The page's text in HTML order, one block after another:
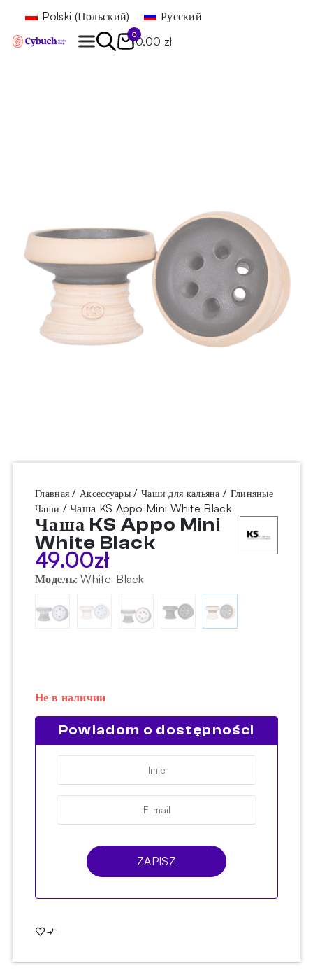
Polski (Польский) Русский
0
0,00 zł
Главная /Аксессуары / Чаши для кальяна / Глиняные
Чаши / Чаша KS Appo Mini White Black
Чаша KS Appo Mini
White Black
49.00zł
Модель: White-Black
Не в наличии
Powiadom o dostępności
ZAPISZ